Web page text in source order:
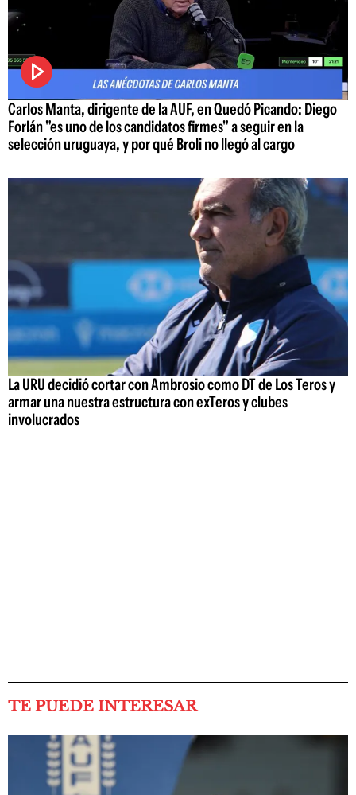
Carlos Manta, dirigente de la AUF, en Quedó Picando: Diego
Forlán "es uno de los candidatos firmes" a seguir en la
selección uruguaya, y por qué Broli no llegó al cargo
La URU decidió cortar con Ambrosio como DT de Los Teros y
armar una nuestra estructura con exTeros y clubes
involucrados
TE PUEDE INTERESAR